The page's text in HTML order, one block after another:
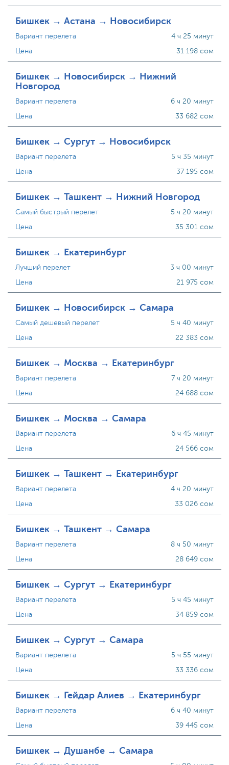
Бишкек → Астана → Новосибирск
Вариант перелета
Цена
4 ч 25 минут
31 198 сом
Бишкек → Новосибирск → Нижний
Новгород
Вариант перелета
Цена
6 ч 20 минут
33 682 сом
Бишкек → Сургут → Новосибирск
Вариант перелета
Цена
5 ч 35 минут
37 195 сом
Бишкек → Ташкент → Нижний Новгород
Самый быстрый перелет
Цена
5 ч 20 минут
35 301 сом
Бишкек → Екатеринбург
Лучший перелет
Цена
3 ч 00 минут
21 975 сом
Бишкек → Новосибирск → Самара
Самый дешевый перелет
Цена
5 ч 40 минут
22 383 сом
Бишкек → Москва → Екатеринбург
Вариант перелета
Цена
7 ч 20 минут
24 688 сом
Бишкек → Москва → Самара
Вариант перелета
Цена
6 ч 45 минут
24 566 сом
Бишкек → Ташкент → Екатеринбург
Вариант перелета
Цена
4 ч 20 минут
33 026 сом
Бишкек → Ташкент → Самара
Вариант перелета
Цена
8 ч 50 минут
28 649 сом
Бишкек → Сургут → Екатеринбург
Вариант перелета
Цена
5 ч 45 минут
34 859 сом
Бишкек → Сургут → Самара
Вариант перелета
Цена
5 ч 55 минут
33 336 сом
Бишкек → Гейдар Алиев → Екатеринбург
Вариант перелета
Цена
6 ч 40 минут
39 445 сом
Бишкек → Душанбе → Самара